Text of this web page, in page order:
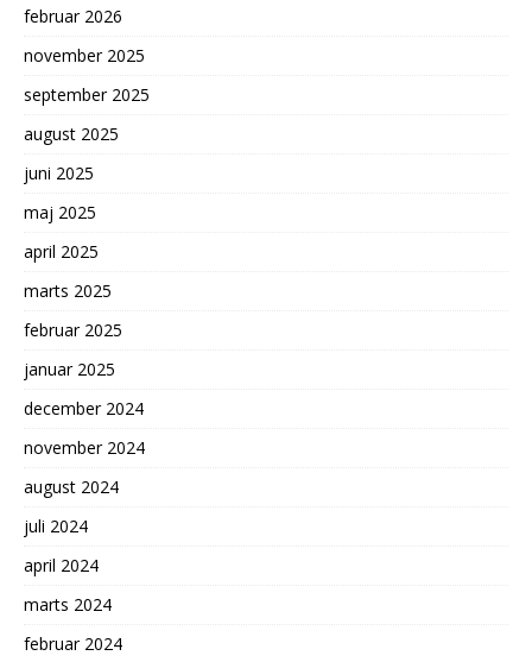
februar 2026
november 2025
september 2025
august 2025
juni 2025
maj 2025
april 2025
marts 2025
februar 2025
januar 2025
december 2024
november 2024
august 2024
juli 2024
april 2024
marts 2024
februar 2024